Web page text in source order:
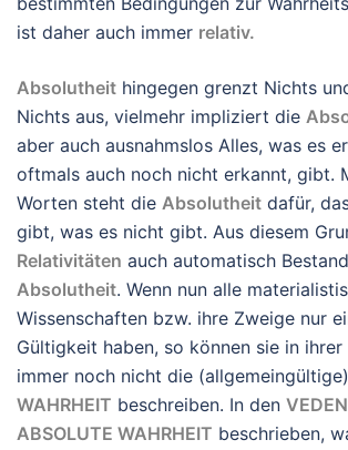
ist daher auch immer relativ.
Absolutheit hingegen grenzt Nichts
Nichts aus, vielmehr impliziert die
aber auch ausnahmslos Alles, was es
oftmals auch noch nicht erkannt, gibt.
Worten steht die Absolutheit dafür,
gibt, was es nicht gibt. Aus diesem
Relativitäten auch automatisch
Absolutheit. Wenn nun alle
Wissenschaften bzw. ihre Zweige nur
Gültigkeit haben, so können sie in ihrer
immer noch nicht die (allgemeingültige)
WAHRHEIT beschreiben. In den VEDEN
ABSOLUTE WAHRHEIT beschrieben,